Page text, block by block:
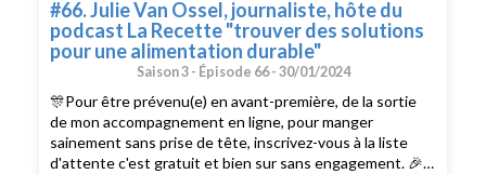
#66. Julie Van Ossel, journaliste, hôte du
podcast La Recette "trouver des solutions
pour une alimentation durable"
Saison 3 - Épisode 66 - 30/01/2024
🎊Pour être prévenu(e) en avant-première, de la sortie
de mon accompagnement en ligne, pour manger
sainement sans prise de tête, inscrivez-vous à la liste
d'attente c'est gratuit et bien sur sans engagement. 🎉 -